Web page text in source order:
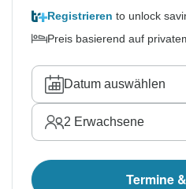
Registrieren to unlock
Preis basierend auf
Datum auswählen
2 Erwachsene
Termine